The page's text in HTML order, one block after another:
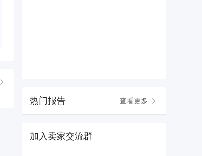
热门报告 查看更多
加入卖家交流群